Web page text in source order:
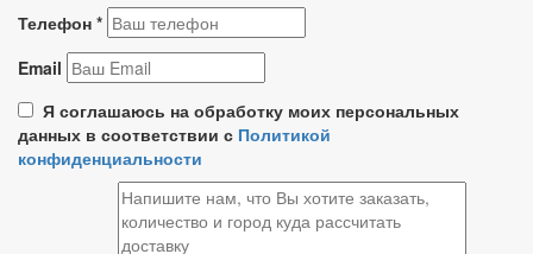
Телефон *
Email
Я соглашаюсь на обработку моих персональных
данных в соответствии с Политикой
конфиденциальности